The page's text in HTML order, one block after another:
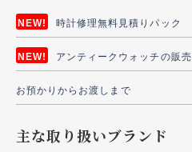
時計修理無料見積りパック
アンティークウォッチの販売
お預かりからお渡しまで
主な取り扱いブランド